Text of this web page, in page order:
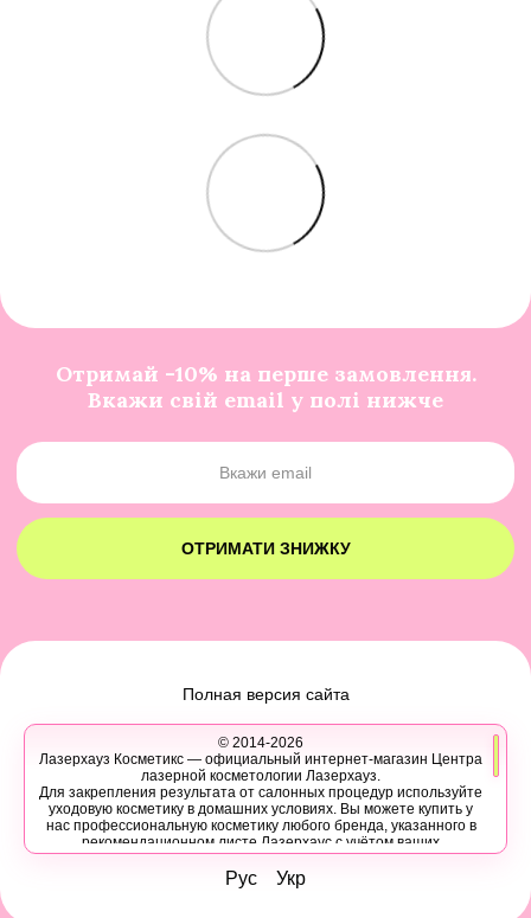
Отримай -10% на перше замовлення.
Вкажи свій email у полі нижче
ОТРИМАТИ ЗНИЖКУ
Полная версия сайта
© 2014-2026
Лазерхауз Косметикс — официальный интернет-магазин Центра
лазерной косметологии Лазерхауз.
Для закрепления результата от салонных процедур используйте
уходовую косметику в домашних условиях. Вы можете купить у
нас профессиональную косметику любого бренда, указанного в
рекомендационном листе Лазерхаус с учётом ваших
Вы также можете записаться на консультацию в Лазер Хауз к
косметологу, дерматологу, трихологу или другому эстетическому
Рус Укр